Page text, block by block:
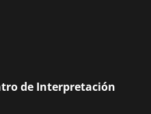
de Interpretación